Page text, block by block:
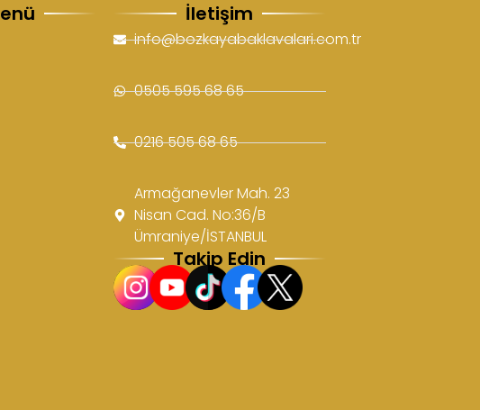
İletişim
info@bozkayabaklavalari.com.tr
0505 595 68 65
0216 505 68 65
Armağanevler Mah. 23
Nisan Cad. No:36/B
Ümraniye/İSTANBUL
Takip Edin